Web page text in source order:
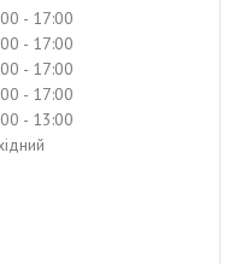
17:00
17:00
17:00
17:00
13:00